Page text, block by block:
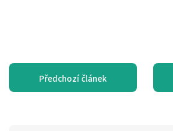
Předchozí článek